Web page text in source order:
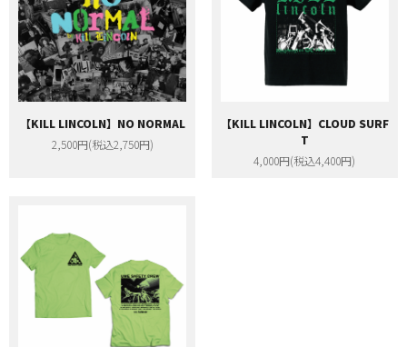
【KILL LINCOLN】NO NORMAL
2,500円(税込2,750円)
【KILL LINCOLN】CLOUD SURF
T
4,000円(税込4,400円)